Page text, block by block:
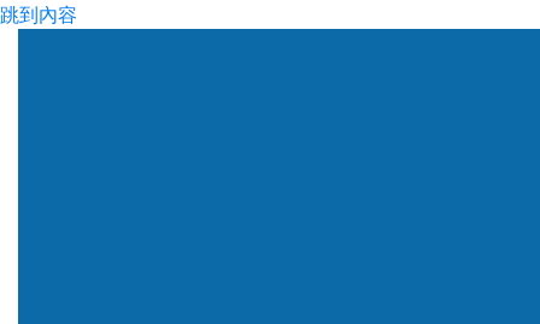
跳到內容